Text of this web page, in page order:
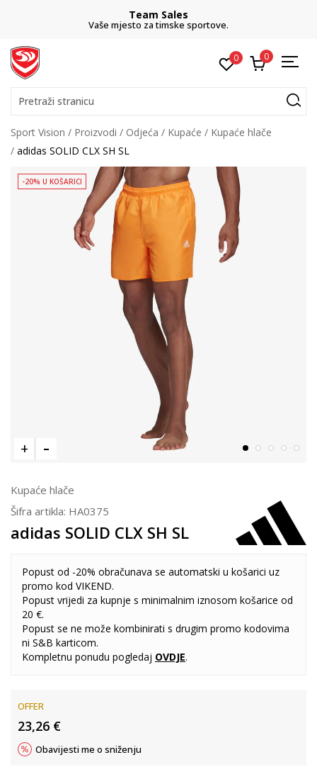
Team Sales
Vaše mjesto za timske sportove.
0 0
Pretraži stranicu
Sport Vision Proizvodi Odjeća Kupaće
Kupaće hlače
adidas SOLID CLX SH SL
-20% U KOŠARICI
Kupaće hlače
Šifra artikla: HA0375
adidas SOLID CLX SH SL
Popust od -20% obračunava se automatski u košarici uz
promo kod VIKEND.
Popust vrijedi za kupnje s minimalnim iznosom košarice od
20 €.
Popust se ne može kombinirati s drugim promo kodovima
ni S&B karticom.
Kompletnu ponudu pogledaj OVDJE.
OFFER
23,26 €
Obavijesti me o sniženju